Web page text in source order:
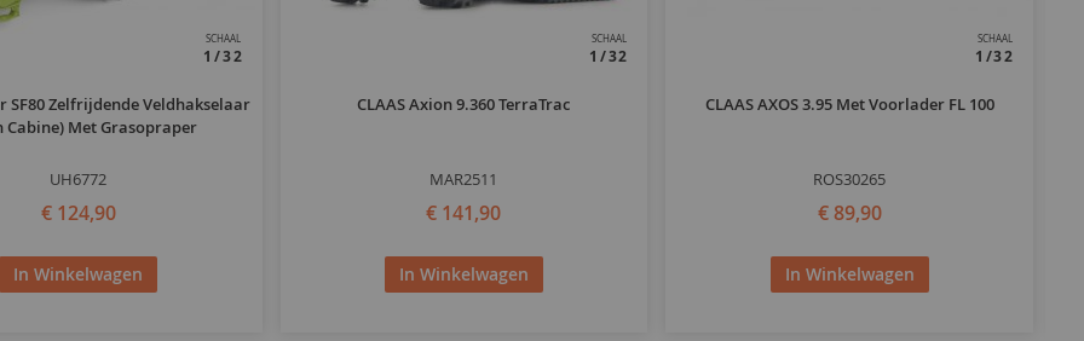
SCHAAL
1/32
SF80 Zelfrijdende Veldhakselaar
Cabine) Met Grasopraper
UH6772
€ 124,90
In Winkelwagen
SCHAAL
1/32
CLAAS Axion 9.360 TerraTrac
MAR2511
€ 141,90
In Winkelwagen
SCHAAL
1/32
CLAAS AXOS 3.95 Met Voorlader FL 100
ROS30265
€ 89,90
In Winkelwagen